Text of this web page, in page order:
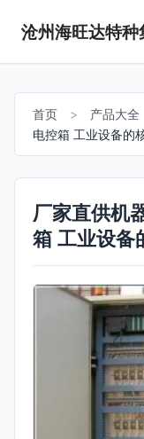
沧州海旺达特
首页 > 产品大全
电控箱 工业设备的
厂家直供机
箱 工业设备